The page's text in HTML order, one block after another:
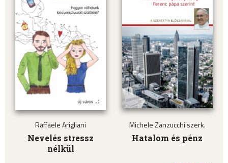
Raffaele Arigliani
Nevelés stressz
nélkül
Michele Zanzucchi szerk.
Hatalom és pénz